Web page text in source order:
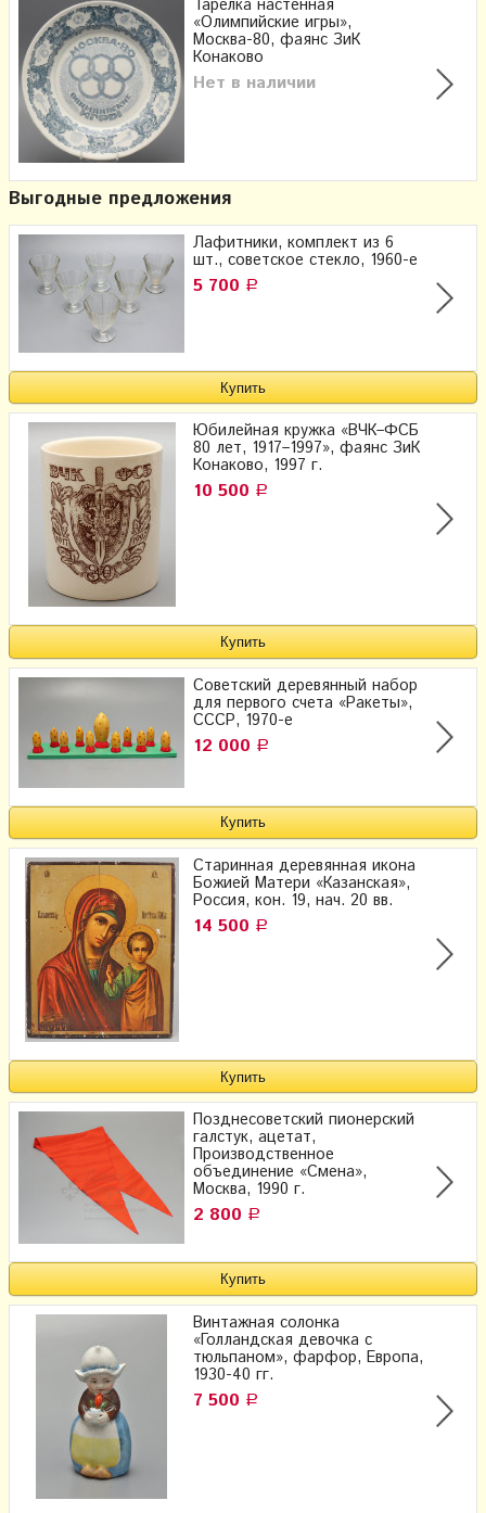
Тарелка настенная
«Олимпийские игры»,
Москва-80, фаянс ЗиК
Конаково
Нет в наличии
Выгодные предложения
Лафитники, комплект из 6
шт., советское стекло, 1960-е
5 700 Р
Юбилейная кружка «ВЧК–ФСБ
80 лет, 1917–1997», фаянс ЗиК
Конаково, 1997 г.
10 500 Р
Советский деревянный набор
для первого счета «Ракеты»,
СССР, 1970-е
12 000 Р
Старинная деревянная икона
Божией Матери «Казанская»,
Россия, кон. 19, нач. 20 вв.
14 500 Р
Позднесоветский пионерский
галстук, ацетат,
Производственное
объединение «Смена»,
Москва, 1990 г.
2 800 Р
Винтажная солонка
«Голландская девочка с
тюльпаном», фарфор, Европа,
1930-40 гг.
7 500 Р